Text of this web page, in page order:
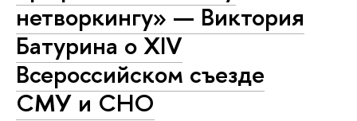
нетворкингу» — Виктория
Батурина о XIV
Всероссийском съезде
СМУ и СНО